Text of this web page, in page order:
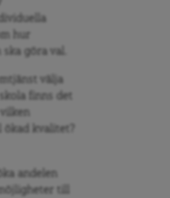
hur
göra val.
välja
finns det
kvalitet?
andelen
till